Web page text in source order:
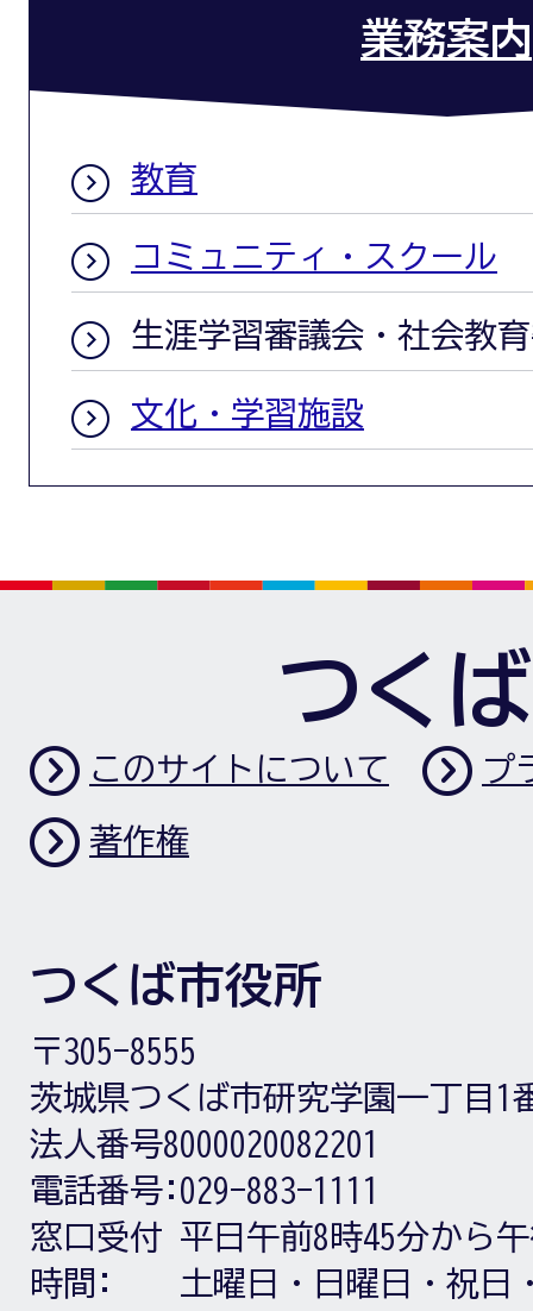
業務案内
教育
コミュニティ・スクール
生涯学習審議会・社会教
文化・学習施設
つく
このサイトについて プ
著作権
つくば市役所
〒305-8555
茨城県つくば市研究学園一丁目1
法人番号8000020082201
電話番号: 029-883-1111
窓口受付
時間:
平日午前8時45分から
土曜日・日曜日・祝日